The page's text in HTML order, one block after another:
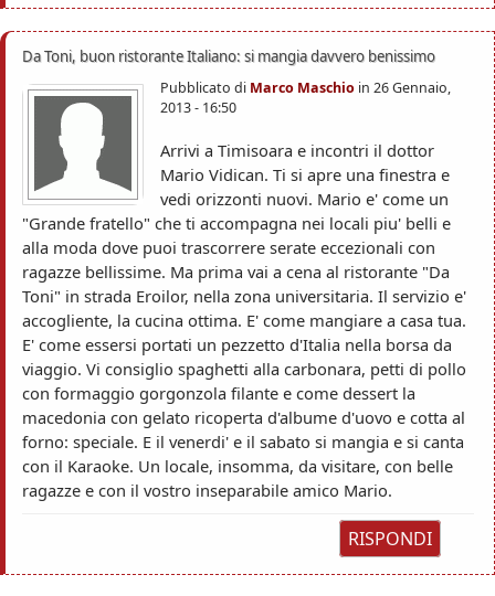
Da Toni, buon ristorante Italiano: si mangia davvero benissimo
Pubblicato di Marco Maschio in 26 Gennaio,
2013 - 16:50
Arrivi a Timisoara e incontri il dottor
Mario Vidican. Ti si apre una finestra e
vedi orizzonti nuovi. Mario e' come un
"Grande fratello" che ti accompagna nei locali piu' belli e
alla moda dove puoi trascorrere serate eccezionali con
ragazze bellissime. Ma prima vai a cena al ristorante "Da
Toni" in strada Eroilor, nella zona universitaria. Il servizio e'
accogliente, la cucina ottima. E' come mangiare a casa tua.
E' come essersi portati un pezzetto d'Italia nella borsa da
viaggio. Vi consiglio spaghetti alla carbonara, petti di pollo
con formaggio gorgonzola filante e come dessert la
macedonia con gelato ricoperta d'albume d'uovo e cotta al
forno: speciale. E il venerdi' e il sabato si mangia e si canta
con il Karaoke. Un locale, insomma, da visitare, con belle
ragazze e con il vostro inseparabile amico Mario.
RISPONDI